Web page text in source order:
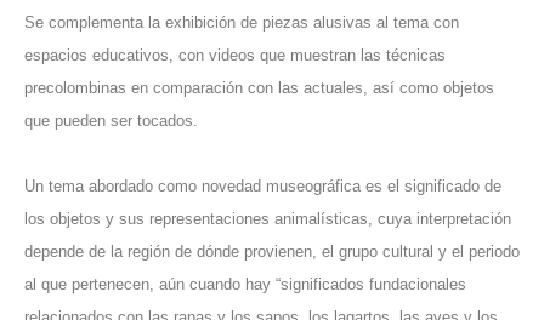
Se complementa la exhibición de piezas alusivas al tema con
espacios educativos, con videos que muestran las técnicas
precolombinas en comparación con las actuales, así como objetos
que pueden ser tocados.
Un tema abordado como novedad museográfica es el significado de
los objetos y sus representaciones animalísticas, cuya interpretación
depende de la región de dónde provienen, el grupo cultural y el periodo
al que pertenecen, aún cuando hay “significados fundacionales